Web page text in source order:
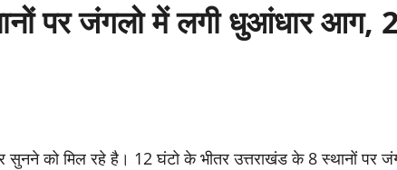
पर जंगलो में लगी धुआंधार आग,
सुनने को मिल रहे है। 12 घंटो के भीतर उत्तराखंड के 8 स्थानों